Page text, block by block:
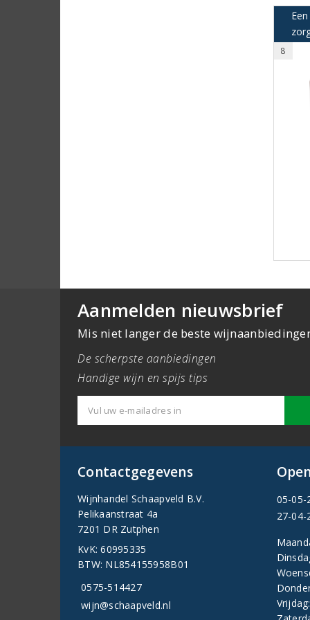
8
Aanmelden nieuwsbrief
Mis niet langer de beste
De scherpste aanbiedingen
Handige wijn en spijs tips
Contactgegevens
Wijnhandel Schaapveld B.V.
Pelikaanstraat 4a
7201 DR Zutphen
KvK: 60995335
BTW: NL854155958B01
0575-514427
wijn@schaapveld.nl
05-05-
27-
Vrijdag: